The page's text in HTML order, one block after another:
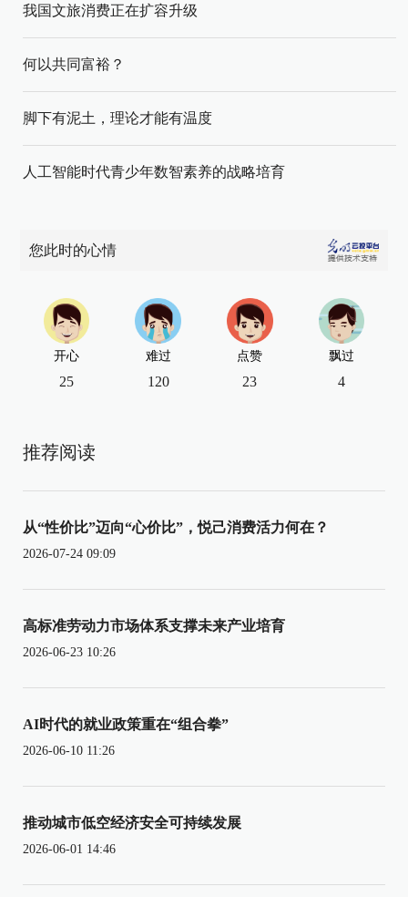
我国文旅消费正在扩容升级
何以共同富裕？
脚下有泥土，理论才能有温度
人工智能时代青少年数智素养的战略培育
您此时的心情
开心
25
难过
120
点赞
23
飘过
4
推荐阅读
从“性价比”迈向“心价比”，悦己消费活力何在？
2026-07-24 09:09
高标准劳动力市场体系支撑未来产业培育
2026-06-23 10:26
AI时代的就业政策重在“组合拳”
2026-06-10 11:26
推动城市低空经济安全可持续发展
2026-06-01 14:46